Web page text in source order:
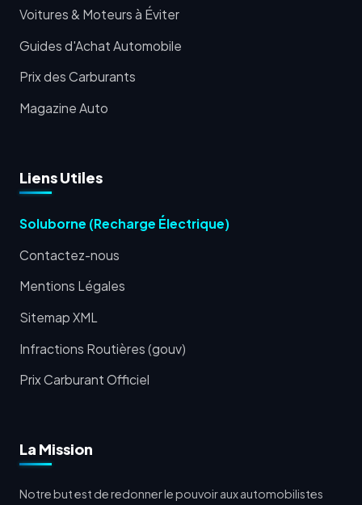
Voitures & Moteurs à Éviter
Guides d'Achat Automobile
Prix des Carburants
Magazine Auto
Liens Utiles
Soluborne (Recharge Électrique)
Contactez-nous
Mentions Légales
Sitemap XML
Infractions Routières (gouv)
Prix Carburant Officiel
La Mission
Notre but est de redonner le pouvoir aux automobilistes